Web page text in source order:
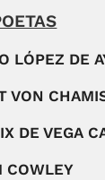
LÓPEZ DE
VON
DE VEGA
COWLEY